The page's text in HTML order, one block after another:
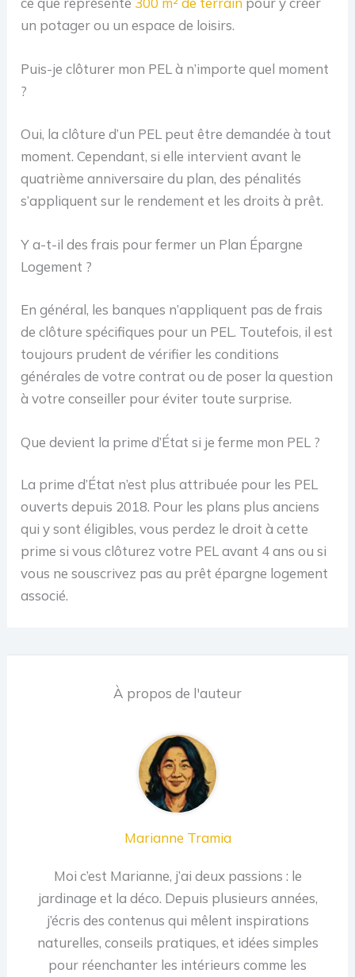
un potager ou un espace de loisirs.
Puis-je clôturer mon PEL à n’importe quel moment
?
Oui, la clôture d’un PEL peut être demandée à tout
moment. Cependant, si elle intervient avant le
quatrième anniversaire du plan, des pénalités
s’appliquent sur le rendement et les droits à prêt.
Y a-t-il des frais pour fermer un Plan Épargne
Logement ?
En général, les banques n’appliquent pas de frais
de clôture spécifiques pour un PEL. Toutefois, il est
toujours prudent de vérifier les conditions
générales de votre contrat ou de poser la question
à votre conseiller pour éviter toute surprise.
Que devient la prime d’État si je ferme mon PEL ?
La prime d’État n’est plus attribuée pour les PEL
ouverts depuis 2018. Pour les plans plus anciens
qui y sont éligibles, vous perdez le droit à cette
prime si vous clôturez votre PEL avant 4 ans ou si
vous ne souscrivez pas au prêt épargne logement
associé.
À propos de l'auteur
Marianne Tramia
Moi c’est Marianne, j’ai deux passions : le
jardinage et la déco. Depuis plusieurs années,
j’écris des contenus qui mêlent inspirations
naturelles, conseils pratiques, et idées simples
pour réenchanter les intérieurs comme les